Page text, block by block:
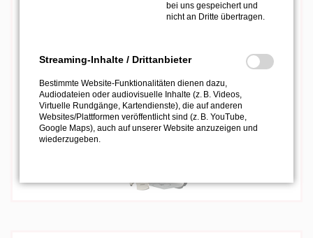
Clamex Verbinder fräsen
Clamex Verbinder mit Standard-Aggregat
bei uns gespeichert und
nicht an Dritte übertragen.
Streaming-Inhalte / Drittanbieter
Bestimmte Website-Funktionalitäten dienen dazu,
Audiodateien oder audiovisuelle Inhalte (z. B. Videos,
Virtuelle Rundgänge, Kartendienste), die auf anderen
Websites/Plattformen veröffentlicht sind (z. B. YouTube,
Google Maps), auch auf unserer Website anzuzeigen und
wiederzugeben.